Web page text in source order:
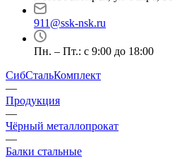
911@ssk-nsk.ru
Пн. – Пт.: с 9:00 до 18:00
СибСтальКомплект
—
Продукция
—
Чёрный металлопрокат
—
Балки стальные